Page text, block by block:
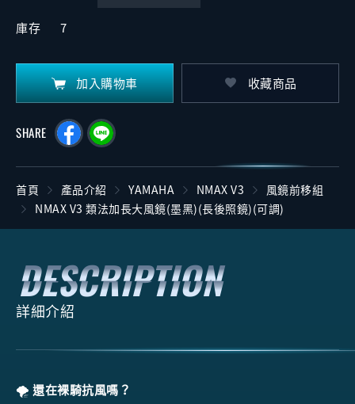
庫存 7
加入購物車 收藏商品
SHARE
首頁 產品介紹 YAMAHA NMAX V3
風鏡前移組
NMAX V3 類法加長大風鏡(墨黑)(長後照鏡)(可調)
詳細介紹
🌪️ 還在裸騎抗風嗎？